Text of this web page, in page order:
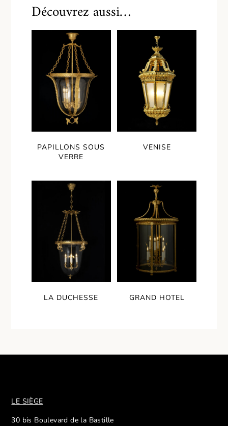
Découvrez aussi…
PAPILLONS SOUS
VERRE
VENISE
LA DUCHESSE GRAND HOTEL
LE SIÈGE
30 bis Boulevard de la Bastille